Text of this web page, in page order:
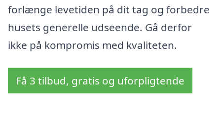
forlænge levetiden på dit tag og forbedre
husets generelle udseende. Gå derfor
ikke på kompromis med kvaliteten.
Få 3 tilbud, gratis og uforpligtende